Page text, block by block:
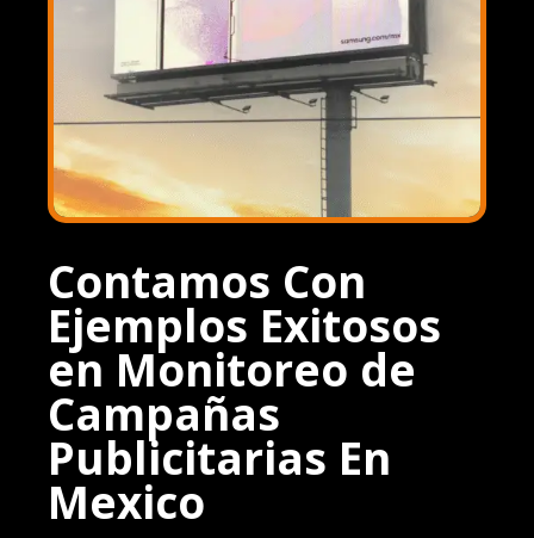
Contamos Con
Ejemplos Exitosos
en Monitoreo de
Campañas
Publicitarias En
Mexico